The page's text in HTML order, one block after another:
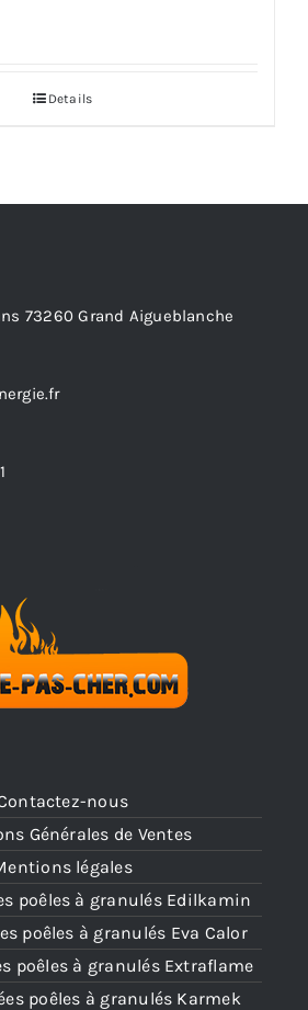
Details
nous
Générales de Ventes
légales
poêles à granulés Edilkamin
poêles à granulés Eva Calor
poêles à granulés Extraflame
poêles à granulés Karmek
73260 Grand Aigueblanche